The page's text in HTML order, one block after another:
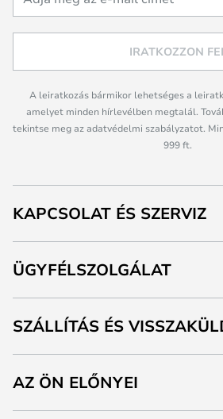
IRATKOZZON
A leiratkozás bármikor lehetséges a
amelyet minden hírlevélben megtalál.
tekintse meg az adatvédelmi szabályzatot.
999 ft.
KAPCSOLAT ÉS SZERVIZ
ÜGYFÉLSZOLGÁLAT
SZÁLLÍTÁS ÉS
AZ ÖN ELŐNYEI